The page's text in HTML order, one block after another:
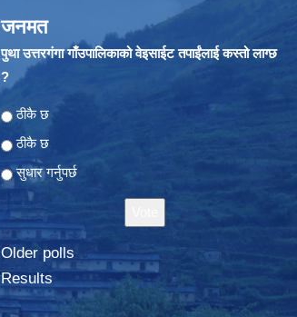
जनमत
पुथा उत्तरगंगा गाँउपालिकाको वेइसाईट तपाईंलाई कस्तो लाग्छ
?
Choices
ठीकै छ
ठीकै छ
सुधार गर्नुपर्छ
Older polls
Results